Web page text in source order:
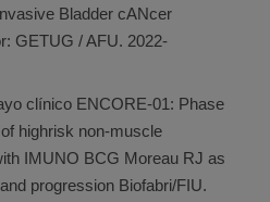
Bladder cANcer
GETUG / AFU. 2022-
clínico ENCORE-01: Phase
highrisk non-muscle
IMUNO BCG Moreau RJ as
progression Biofabri/FIU.